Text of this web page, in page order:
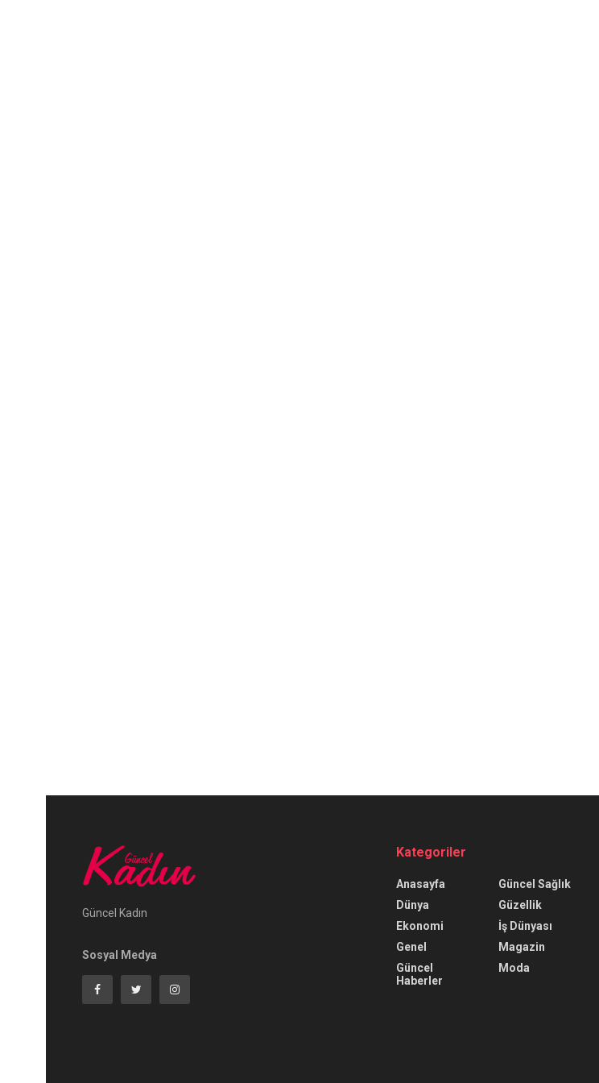
Güncel Kadın
Sosyal Medya
Kategoriler
Anasayfa
Dünya
Ekonomi
Genel
Güncel
Haberler
Güncel Sağlık
Güzellik
İş Dünyası
Magazin
Moda